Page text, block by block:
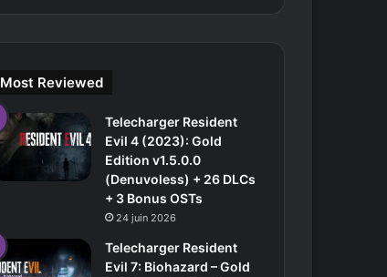
Most Reviewed
Telecharger Resident
Evil 4 (2023): Gold
Edition v1.5.0.0
(Denuvoless) + 26 DLCs
+ 3 Bonus OSTs
24 juin 2026
Telecharger Resident
Evil 7: Biohazard – Gold